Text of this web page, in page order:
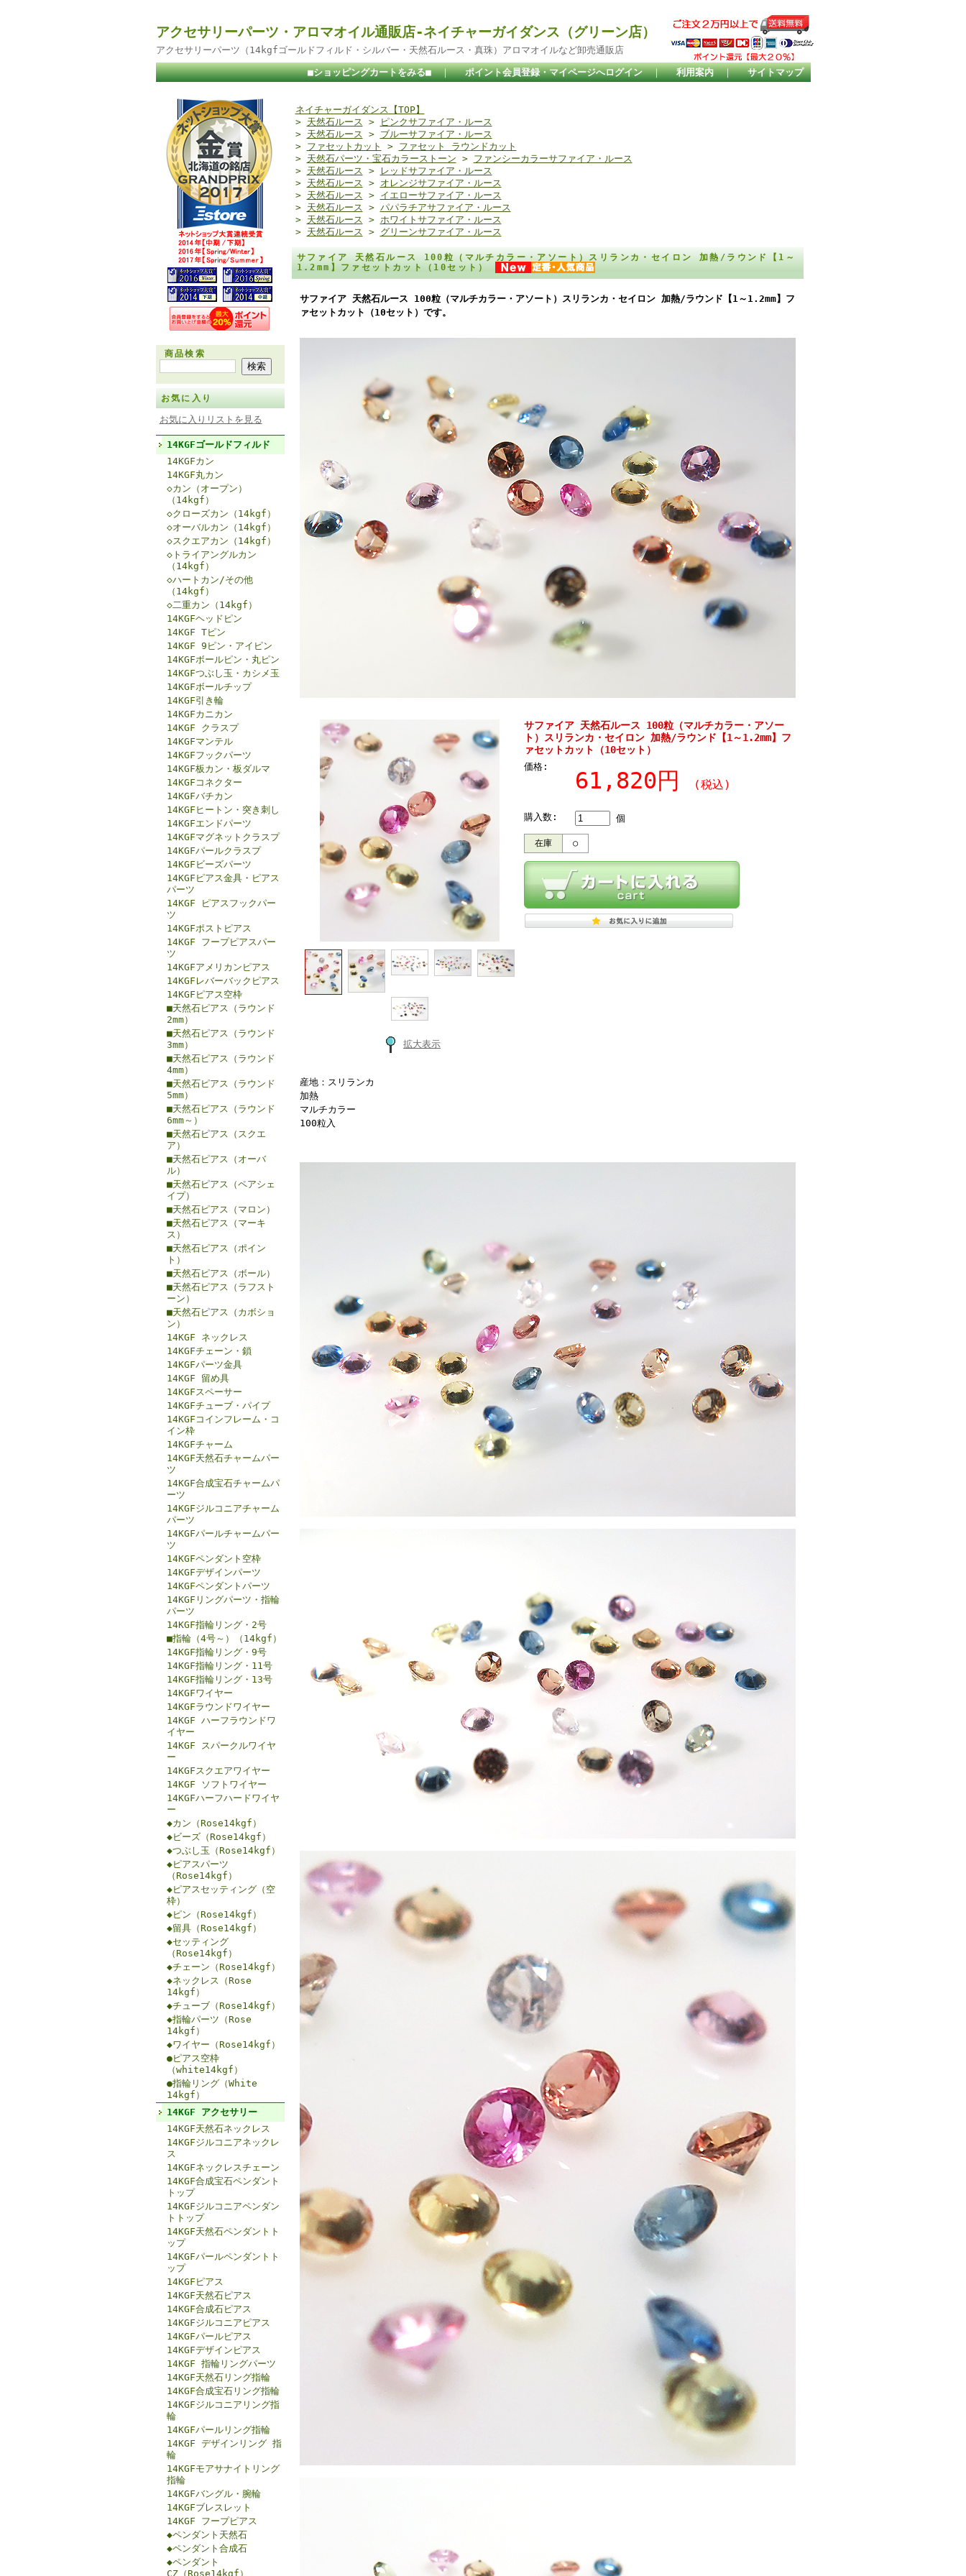
アクセサリーパーツ・アロマオイル通販店-ネイチャーガイダンス（グリーン店）
アクセサリーパーツ（14kgfゴールドフィルド・シルバー・天然石ルース・真珠）アロマオイルなど卸売通販店
■ショッピングカートをみる■ ｜ ポイント会員登録・マイページへログイン ｜ 利用案内 ｜ サイトマップ
商品検索
お気に入り
お気に入りリストを見る
14KGFゴールドフィルド
14KGFカン
14KGF丸カン
◇カン（オープン）
（14kgf）
◇クローズカン（14kgf）
◇オーバルカン（14kgf）
◇スクエアカン（14kgf）
◇トライアングルカン
（14kgf）
◇ハートカン/その他
（14kgf）
◇二重カン（14kgf）
14KGFヘッドピン
14KGF Tピン
14KGF 9ピン・アイピン
14KGFボールピン・丸ピン
14KGFつぶし玉・カシメ玉
14KGFボールチップ
14KGF引き輪
14KGFカニカン
14KGF クラスプ
14KGFマンテル
14KGFフックパーツ
14KGF板カン・板ダルマ
14KGFコネクター
14KGFバチカン
14KGFヒートン・突き刺し
14KGFエンドパーツ
14KGFマグネットクラスプ
14KGFパールクラスプ
14KGFビーズパーツ
14KGFピアス金具・ピアス
パーツ
14KGF ピアスフックパー
ツ
14KGFポストピアス
14KGF フープピアスパー
ツ
14KGFアメリカンピアス
14KGFレバーバックピアス
14KGFピアス空枠
■天然石ピアス（ラウンド
2mm）
■天然石ピアス（ラウンド
3mm）
■天然石ピアス（ラウンド
4mm）
■天然石ピアス（ラウンド
5mm）
■天然石ピアス（ラウンド
6mm～）
■天然石ピアス（スクエ
ア）
■天然石ピアス（オーバ
ル）
■天然石ピアス（ペアシェ
イプ）
■天然石ピアス（マロン）
■天然石ピアス（マーキ
ス）
■天然石ピアス（ポイン
ト）
■天然石ピアス（ボール）
■天然石ピアス（ラフスト
ーン）
■天然石ピアス（カボショ
ン）
14KGF ネックレス
14KGFチェーン・鎖
14KGFパーツ金具
14KGF 留め具
14KGFスペーサー
14KGFチューブ・パイプ
14KGFコインフレーム・コ
イン枠
14KGFチャーム
14KGF天然石チャームパー
ツ
14KGF合成宝石チャームパ
ーツ
14KGFジルコニアチャーム
パーツ
14KGFパールチャームパー
ツ
14KGFペンダント空枠
14KGFデザインパーツ
14KGFペンダントパーツ
14KGFリングパーツ・指輪
パーツ
14KGF指輪リング・2号
■指輪（4号～）（14kgf）
14KGF指輪リング・9号
14KGF指輪リング・11号
14KGF指輪リング・13号
14KGFワイヤー
14KGFラウンドワイヤー
14KGF ハーフラウンドワ
イヤー
14KGF スパークルワイヤ
ー
14KGFスクエアワイヤー
14KGF ソフトワイヤー
14KGFハーフハードワイヤ
ー
◆カン（Rose14kgf）
◆ビーズ（Rose14kgf）
◆つぶし玉（Rose14kgf）
◆ピアスパーツ
（Rose14kgf）
◆ピアスセッティング（空
枠）
◆ピン（Rose14kgf）
◆留具（Rose14kgf）
◆セッティング
（Rose14kgf）
◆チェーン（Rose14kgf）
◆ネックレス（Rose
14kgf）
◆チューブ（Rose14kgf）
◆指輪パーツ（Rose
14kgf）
◆ワイヤー（Rose14kgf）
●ピアス空枠
（white14kgf）
●指輪リング（White
14kgf）
14KGF アクセサリー
14KGF天然石ネックレス
14KGFジルコニアネックレ
ス
14KGFネックレスチェーン
14KGF合成宝石ペンダント
トップ
14KGFジルコニアペンダン
トトップ
14KGF天然石ペンダントト
ップ
14KGFパールペンダントト
ップ
14KGFピアス
14KGF天然石ピアス
14KGF合成石ピアス
14KGFジルコニアピアス
14KGFパールピアス
14KGFデザインピアス
14KGF 指輪リングパーツ
14KGF天然石リング指輪
14KGF合成宝石リング指輪
14KGFジルコニアリング指
輪
14KGFパールリング指輪
14KGF デザインリング 指
輪
14KGFモアサナイトリング
指輪
14KGFバングル・腕輪
14KGFブレスレット
14KGF フープピアス
◆ペンダント天然石
◆ペンダント合成石
◆ペンダント
CZ（Rose14kgf）
ネイチャーガイダンス【TOP】
> 天然石ルース >
ピンクサファイア・ルース
> 天然石ルース > ブルーサファイア・ルース
> ファセットカット > ファセット ラウンドカット
> 天然石パーツ・宝石カラーストーン > ファンシーカラーサファイア・ルース
> 天然石ルース >
レッドサファイア・ルース
> 天然石ルース > オレンジサファイア・ルース
> 天然石ルース > イエローサファイア・ルース
> 天然石ルース > パパラチアサファイア・ルース
> 天然石ルース > ホワイトサファイア・ルース
> 天然石ルース > グリーンサファイア・ルース
サファイア 天然石ルース 100粒（マルチカラー・アソート）スリランカ・セイロン 加熱/ラウンド【1～
1.2mm】ファセットカット（10セット）
サファイア 天然石ルース 100粒（マルチカラー・アソート）スリランカ・セイロン 加熱/ラウンド【1～1.2mm】フ
ァセットカット（10セット）です。
拡大表示
サファイア 天然石ルース 100粒（マルチカラー・アソー
ト）スリランカ・セイロン 加熱/ラウンド【1～1.2mm】フ
ァセットカット（10セット）
価格:
61,820円 (税込)
購入数: 個
在庫 ○
産地：スリランカ
加熱
マルチカラー
100粒入